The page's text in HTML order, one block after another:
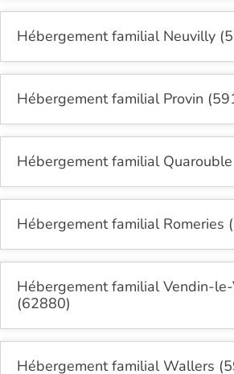
Hébergement familial Neuvilly
Hébergement familial Provin
Hébergement familial
Hébergement familial Romeries
Hébergement familial Vendin-
(62880)
Hébergement familial Wallers